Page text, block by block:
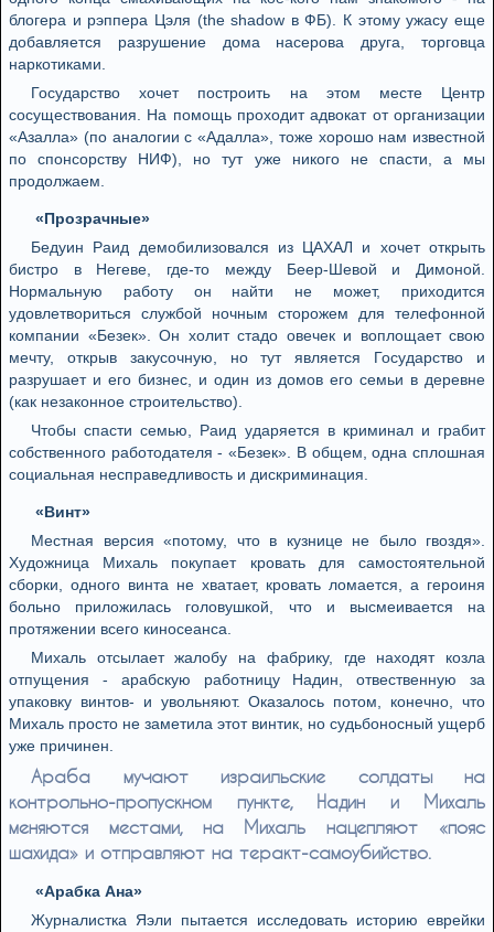
блогера и рэппера Цэля (the shadow в ФБ). К этому ужасу еще
добавляется разрушение дома насерова друга, торговца
наркотиками.
Государство хочет построить на этом месте Центр
сосуществования. На помощь проходит адвокат от организации
«Азалла» (по аналогии с «Адалла», тоже хорошо нам известной
по спонсорству НИФ), но тут уже никого не спасти, а мы
продолжаем.
«Прозрачные»
Бедуин Раид демобилизовался из ЦАХАЛ и хочет открыть
бистро в Негеве, где-то между Беер-Шевой и Димоной.
Нормальную работу он найти не может, приходится
удовлетвориться службой ночным сторожем для телефонной
компании «Безек». Он холит стадо овечек и воплощает свою
мечту, открыв закусочную, но тут является Государство и
разрушает и его бизнес, и один из домов его семьи в деревне
(как незаконное строительство).
Чтобы спасти семью, Раид ударяется в криминал и грабит
собственного работодателя - «Безек». В общем, одна сплошная
социальная несправедливость и дискриминация.
«Винт»
Местная версия «потому, что в кузнице не было гвоздя».
Художница Михаль покупает кровать для самостоятельной
сборки, одного винта не хватает, кровать ломается, а героиня
больно приложилась головушкой, что и высмеивается на
протяжении всего киносеанса.
Михаль отсылает жалобу на фабрику, где находят козла
отпущения - арабскую работницу Надин, отвественную за
упаковку винтов- и увольняют. Оказалось потом, конечно, что
Михаль просто не заметила этот винтик, но судьбоносный ущерб
уже причинен.
Араба мучают израильские солдаты на
контрольно-пропускном пункте, Надин и Михаль
меняются местами, на Михаль нацепляют «пояс
шахида» и отправляют на теракт-самоубийство.
«Арабка Ана»
Журналистка Яэли пытается исследовать историю еврейки